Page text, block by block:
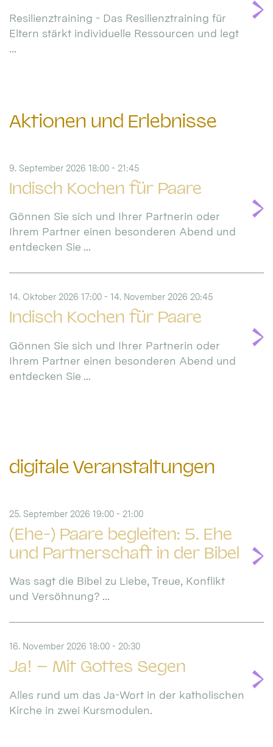
Resilienztraining - Das Resilienztraining für
Eltern stärkt individuelle Ressourcen und legt
...
Aktionen und Erlebnisse
Indisch Kochen für Paare
9. September 2026 18:00 - 21:45
Gönnen Sie sich und Ihrer Partnerin oder
Ihrem Partner einen besonderen Abend und
entdecken Sie ...
Indisch Kochen für Paare
14. Oktober 2026 17:00 - 14. November 2026 20:45
Gönnen Sie sich und Ihrer Partnerin oder
Ihrem Partner einen besonderen Abend und
entdecken Sie ...
digitale Veranstaltungen
(Ehe-) Paare begleiten: 5. Ehe
und Partnerschaft in der Bibel
25. September 2026 19:00 - 21:00
Was sagt die Bibel zu Liebe, Treue, Konflikt
und Versöhnung? ...
Ja! – Mit Gottes Segen
16. November 2026 18:00 - 20:30
Alles rund um das Ja-Wort in der katholischen
Kirche in zwei Kursmodulen.